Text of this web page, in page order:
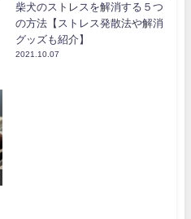
柴犬のストレスを解消する５つ
の方法【ストレス発散法や解消
グッズも紹介】
2021.10.07